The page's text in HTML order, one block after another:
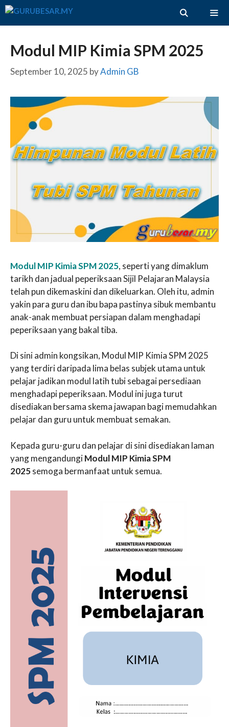
Skip
Modul MIP Kimia SPM 2025
September 10, 2025 byAdmin GB
Modul MIP Kimia SPM 2025, seperti yang dimaklum
tarikh dan jadual peperiksaan Sijil Pelajaran Malaysia
telah pun dikemaskini dan dikeluarkan. Oleh itu, admin
yakin para guru dan ibu bapa pastinya sibuk membantu
anak-anak membuat persiapan dalam menghadapi
peperiksaan yang bakal tiba.
Di sini admin kongsikan, Modul MIP Kimia SPM 2025
yang terdiri daripada lima belas subjek utama untuk
pelajar jadikan modul latih tubi sebagai persediaan
menghadapi peperiksaan. Modul ini juga turut
disediakan bersama skema jawapan bagi memudahkan
pelajar dan guru untuk membuat semakan.
Kepada guru-guru dan pelajar di sini disediakan laman
yang mengandungiModul MIP Kimia SPM
2025semoga bermanfaat untuk semua.